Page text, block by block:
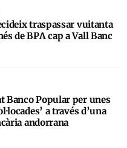
traspassar vuitanta
de BPA cap a Vall Banc
Banco Popular per unes
a través d’una
andorrana